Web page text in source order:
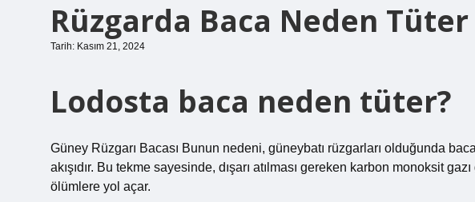
Rüzgarda Baca Neden Tüter
Tarih: Kasım 21, 2024
Lodosta baca neden tüter?
Güney Rüzgarı Bacası Bunun nedeni, güneybatı rüzgarları olduğunda
akışıdır. Bu tekme sayesinde, dışarı atılması gereken karbon monoksit
ölümlere yol açar.